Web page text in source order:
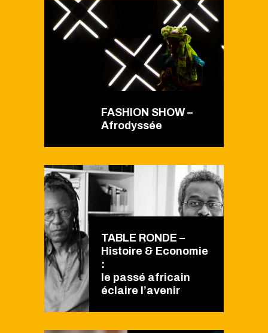
FASHION SHOW –
Afrodyssée
TABLE RONDE –
Histoire & Economie
:
le passé africain
éclaire l’avenir